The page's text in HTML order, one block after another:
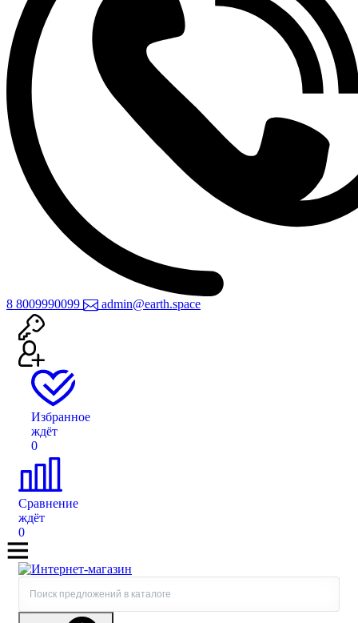
8 8009990099 admin@earth.space
Избранное
ждёт
0
Сравнение
ждёт
0